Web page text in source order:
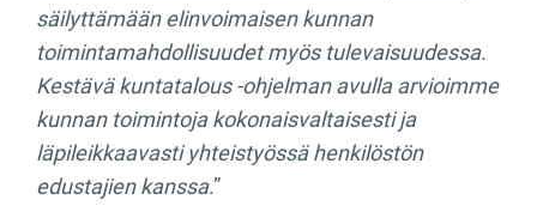
säilyttämään elinvoimaisen kunnan
toimintamahdollisuudet myös tulevaisuudessa.
Kestävä kuntatalous -ohjelman avulla arvioimme
kunnan toimintoja kokonaisvaltaisesti ja
läpileikkaavasti yhteistyössä henkilöstön
edustajien kanssa.”